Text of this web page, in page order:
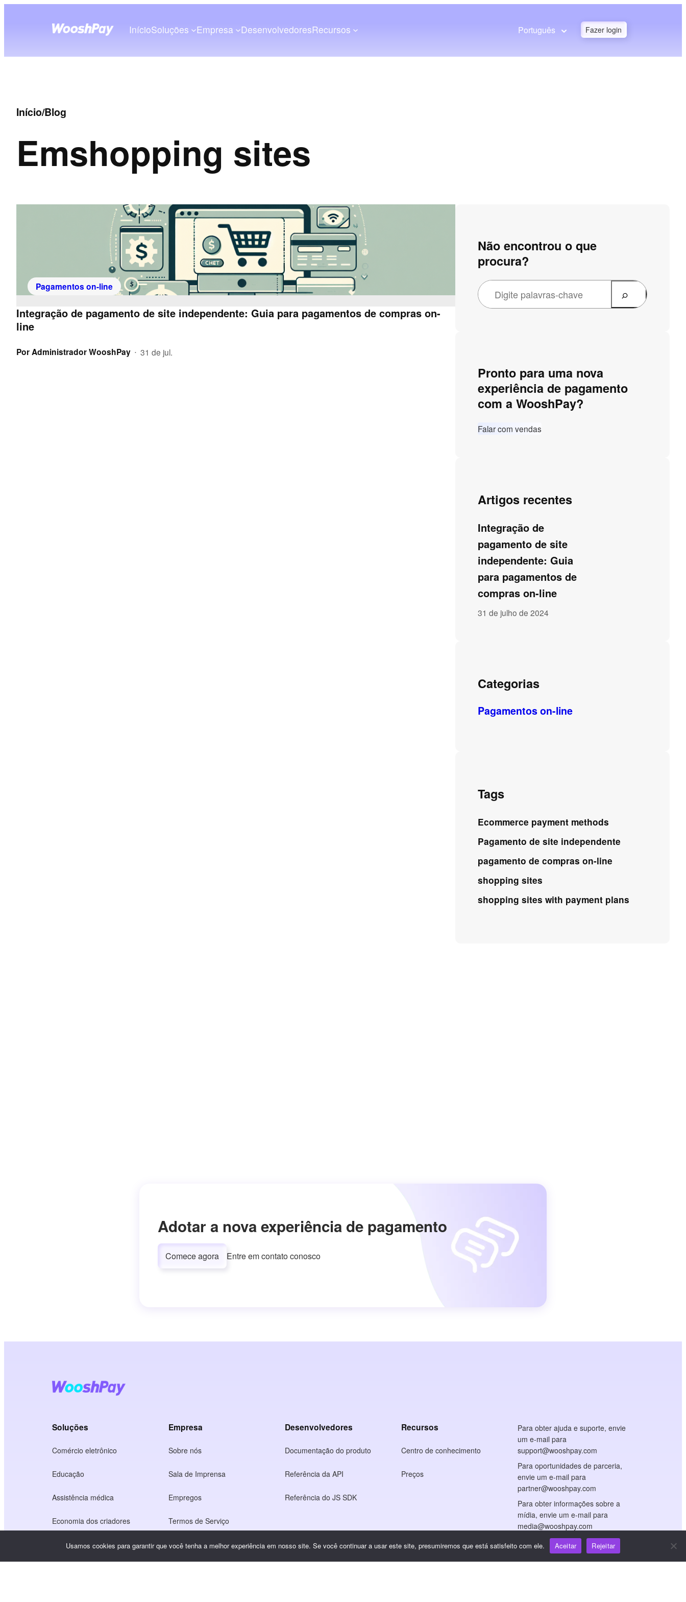
InícioSoluções Empresa DesenvolvedoresRecursos Português Fazer login
Início/Blog
Emshopping sites
Pagamentos on-line
Integração de pagamento de site independente: Guia para pagamentos de compras on-
line
PorAdministrador WooshPay • 31 de jul.
Não encontrou o que
procura?
Pronto para uma nova
experiência de pagamento
com a WooshPay?
Falar com vendas
Artigos recentes
Integração de
pagamento de site
independente: Guia
para pagamentos de
compras on-line
31 de julho de 2024
Categorias
Pagamentos on-line
Tags
Ecommerce payment methods
Pagamento de site independente
pagamento de compras on-line
shopping sites
shopping sites with payment plans
Adotar a nova experiência de pagamento
Comece agora Entre em contato conosco
Soluções
Comércio eletrônico
Educação
Assistência médica
Economia dos criadores
Jogo
Empresa
Sobre nós
Sala de Imprensa
Empregos
Termos de Serviço
Política de privacidade
Desenvolvedores
Documentação do produto
Referência da API
Referência do JS SDK
Recursos
Centro de conhecimento
Preços
Para obter ajuda e suporte, envie
um e-mail para
support@wooshpay.com
Para oportunidades de parceria,
envie um e-mail para
partner@wooshpay.com
Para obter informações sobre a
mídia, envie um e-mail para
media@wooshpay.com
Usamos cookies para garantir que você tenha a melhor experiência em nosso site. Se você continuar a usar este site, presumiremos que está satisfeito com ele. Aceitar Rejeitar